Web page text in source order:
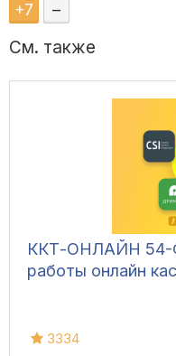
+7 –
См. также
ККТ-ОНЛАЙН 54-
работы онлайн
3334